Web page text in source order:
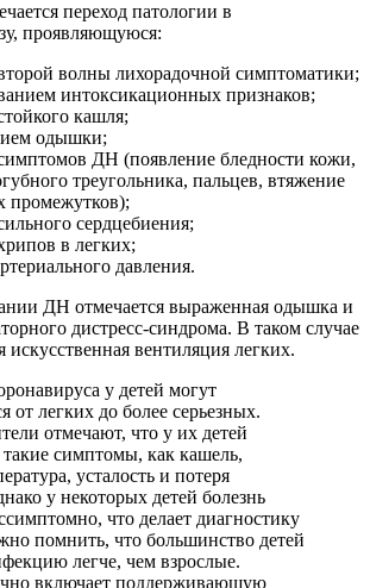
переход патологии в
проявляющуюся:
волны лихорадочной симптоматики;
интоксикационных признаков;
кашля;
одышки;
ДН (появление бледности кожи,
треугольника, пальцев, втяжение
промежутков);
сердцебиения;
в легких;
давления.
ДН отмечается выраженная одышка и
дистресс-синдрома. В таком случае
искусственная вентиляция легких.
у детей могут
от легких до более серьезных.
отмечают, что у их детей
симптомы, как кашель,
усталость и потеря
у некоторых детей болезнь
что делает диагностику
помнить, что большинство детей
легче, чем взрослые.
включает поддерживающую